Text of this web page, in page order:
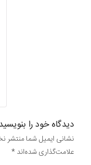
دیدگاه خود را
نشانی ایمیل شما منتشر
علامت‌گذاری شده‌اند *